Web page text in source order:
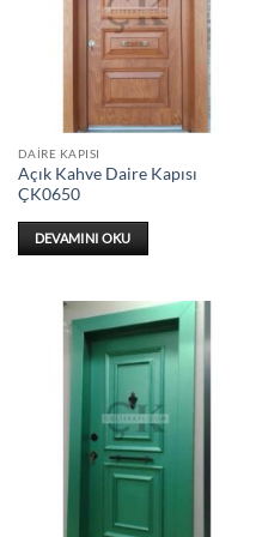
DAIRE KAPISI
Açık Kahve Daire Kapısı
ÇK0650
DEVAMINI OKU